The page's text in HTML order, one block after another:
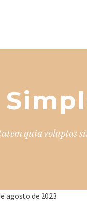
quia voluptas
agosto de 2023